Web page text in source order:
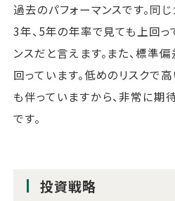
過去のパフォーマンスです。同
3年、5年の年率で見ても上回っ
ンスだと言えます。また、標準
回っています。低めのリスクで
も伴っていますから、非常に期
です。
投資戦略